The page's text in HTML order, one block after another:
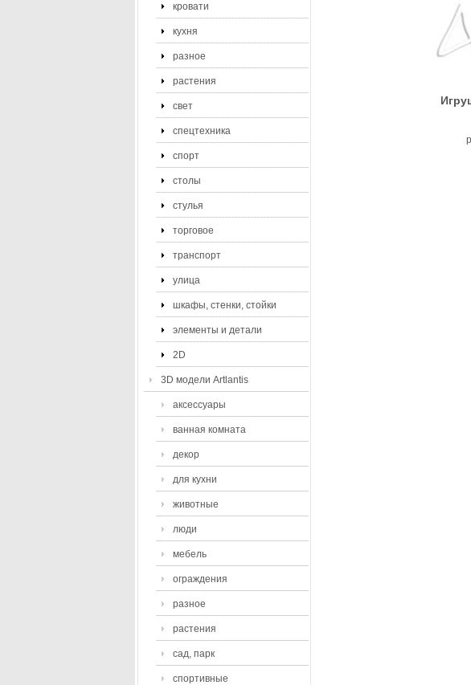
кровати
кухня
разное
растения
свет
спецтехника
спорт
столы
стулья
торговое
транспорт
улица
шкафы, стенки, стойки
элементы и детали
2D
3D модели Artlantis
аксессуары
ванная комната
декор
для кухни
животные
люди
мебель
ограждения
разное
растения
сад, парк
спортивные